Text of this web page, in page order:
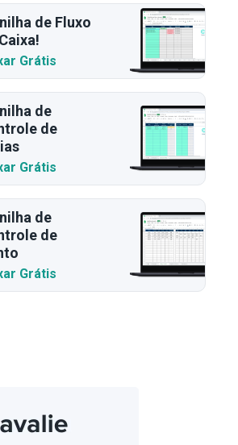
de Fluxo
Grátis
de
de
Grátis
de
de
Grátis